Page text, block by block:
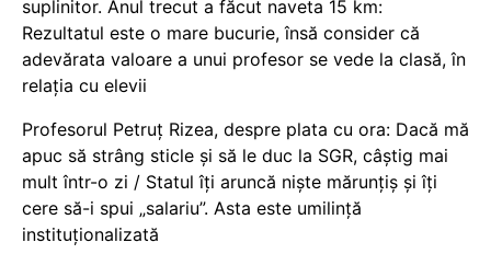
suplinitor. Anul trecut a făcut naveta 15 km:
Rezultatul este o mare bucurie, însă consider că
adevărata valoare a unui profesor se vede la clasă, în
relația cu elevii
Profesorul Petruț Rizea, despre plata cu ora: Dacă mă
apuc să strâng sticle și să le duc la SGR, câștig mai
mult într-o zi / Statul îți aruncă niște mărunțiș și îți
cere să-i spui „salariu”. Asta este umilință
instituționalizată